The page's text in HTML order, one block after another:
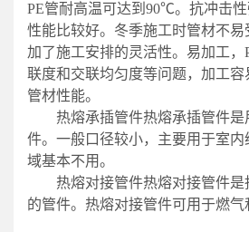
PE管耐高温可达到90℃。抗冲击
性能比较好。冬季施工时管材不
加了施工安排的灵活性。易加工，
联度和交联均匀度等问题，加工
管材性能。
热熔承插管件热熔承插管件
件。一般口径较小，主要用于室
域基本不用。
热熔对接管件热熔对接管件
的管件。热熔对接管件可用于燃气